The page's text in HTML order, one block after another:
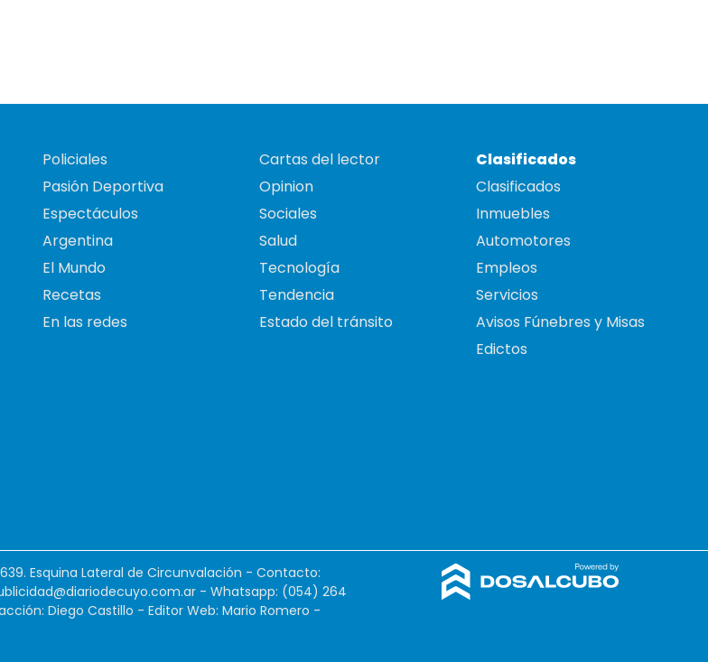
Policiales
Pasión Deportiva
Espectáculos
Argentina
El Mundo
Recetas
En las redes
Cartas del lector
Opinion
Sociales
Salud
Tecnología
Tendencia
Estado del tránsito
Clasificados
Clasificados
Inmuebles
Automotores
Empleos
Servicios
Avisos Fúnebres y Misas
Edictos
Esquina Lateral de Circunvalación - Contacto:
- Whatsapp: (054) 264
Diego Castillo - Editor Web: Mario Romero -